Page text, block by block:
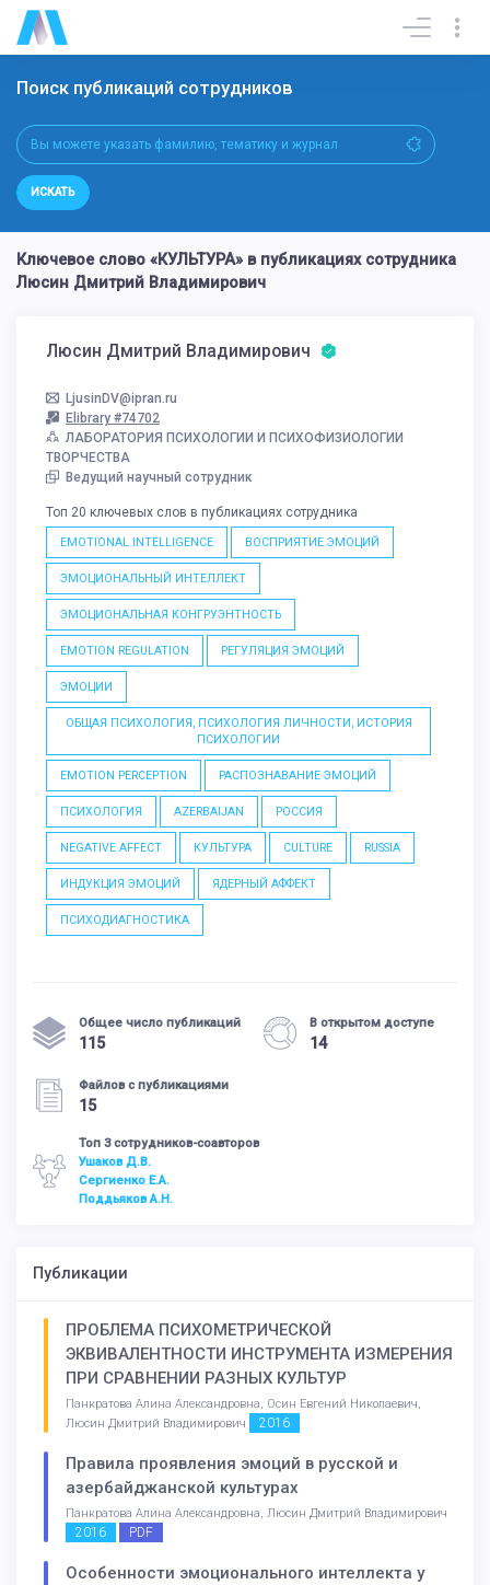
Поиск публикаций сотрудников
ИСКАТЬ
Ключевое слово «КУЛЬТУРА» в публикациях сотрудника
Люсин Дмитрий Владимирович
Люсин Дмитрий Владимирович
LjusinDV@ipran.ru
Elibrary #74702
ЛАБОРАТОРИЯ ПСИХОЛОГИИ И ПСИХОФИЗИОЛОГИИ
ТВОРЧЕСТВА
Ведущий научный сотрудник
Топ 20 ключевых слов в публикациях сотрудника
EMOTIONAL INTELLIGENCE ВОСПРИЯТИЕ ЭМОЦИЙ
ЭМОЦИОНАЛЬНЫЙ ИНТЕЛЛЕКТ
ЭМОЦИОНАЛЬНАЯ КОНГРУЭНТНОСТЬ
EMOTION REGULATION РЕГУЛЯЦИЯ ЭМОЦИЙ
ЭМОЦИИ
ОБЩАЯ ПСИХОЛОГИЯ, ПСИХОЛОГИЯ ЛИЧНОСТИ, ИСТОРИЯ
ПСИХОЛОГИИ
EMOTION PERCEPTION РАСПОЗНАВАНИЕ ЭМОЦИЙ
ПСИХОЛОГИЯ AZERBAIJAN РОССИЯ
NEGATIVE AFFECT КУЛЬТУРА CULTURE RUSSIA
ИНДУКЦИЯ ЭМОЦИЙ ЯДЕРНЫЙ АФФЕКТ
ПСИХОДИАГНОСТИКА
Общее число публикаций
115
В открытом доступе
14
Файлов с публикациями
15
Топ 3 сотрудников-соавторов
Ушаков Д.В.
Сергиенко Е.А.
Поддьяков А.Н.
Публикации
ПРОБЛЕМА ПСИХОМЕТРИЧЕСКОЙ
ЭКВИВАЛЕНТНОСТИ ИНСТРУМЕНТА ИЗМЕРЕНИЯ
ПРИ СРАВНЕНИИ РАЗНЫХ КУЛЬТУР
Панкратова Алина Александровна, Осин Евгений Николаевич,
Люсин Дмитрий Владимирович
2016
Правила проявления эмоций в русской и
азербайджанской культурах
Панкратова Алина Александровна, Люсин Дмитрий Владимирович
2016 PDF
Особенности эмоционального интеллекта у